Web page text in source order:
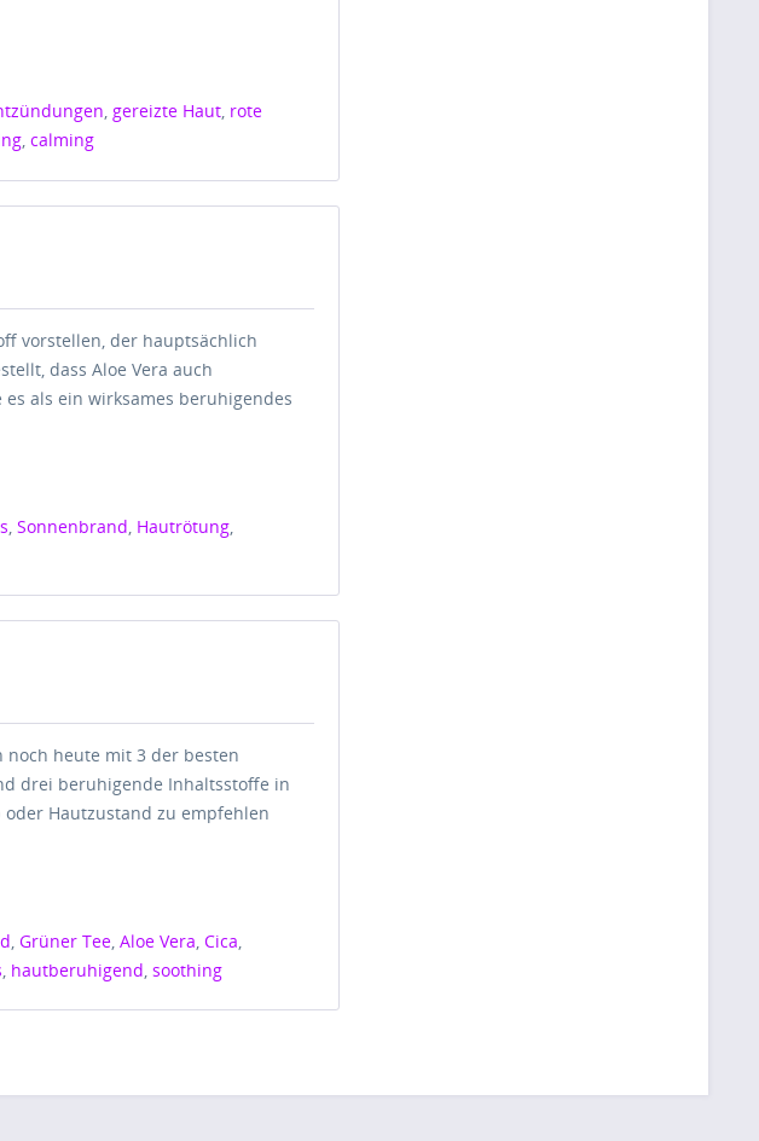
,gereizte Haut, rote
,calming
vorstellen, der hauptsächlich
dass Aloe Vera auch
als ein wirksames beruhigendes
,Sonnenbrand Hautrötung
heute mit 3 der besten
drei beruhigende Inhaltsstoffe in
Hautzustand zu empfehlen
,Grüner Tee ,Aloe Vera ,Cica
hautberuhigend ,soothing